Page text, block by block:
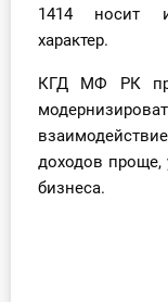
1414 носит
характер.
КГД МФ РК
доходов проще,
бизнеса.